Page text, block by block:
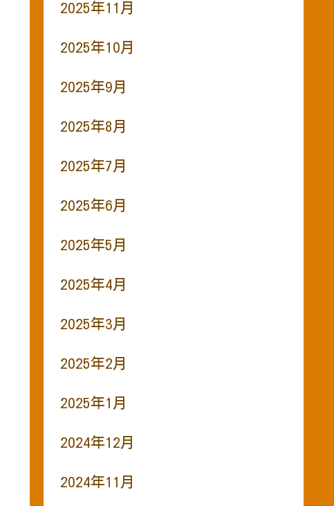
2025年11月
2025年10月
2025年9月
2025年8月
2025年7月
2025年6月
2025年5月
2025年4月
2025年3月
2025年2月
2025年1月
2024年12月
2024年11月